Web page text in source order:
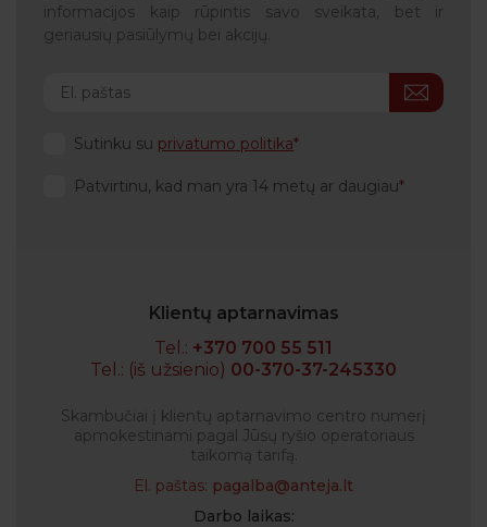
informacijos kaip rūpintis savo sveikata, bet ir
geriausių pasiūlymų bei akcijų.
Sutinku su privatumo politika
Patvirtinu, kad man yra 14 metų ar daugiau
Klientų aptarnavimas
Tel.: +370 700 55 511
Tel.: (iš užsienio) 00-370-37-245330
Skambučiai į klientų aptarnavimo centro numerį
apmokestinami pagal Jūsų ryšio operatoriaus
taikomą tarifą.
El. paštas: pagalba@anteja.lt
Darbo laikas: